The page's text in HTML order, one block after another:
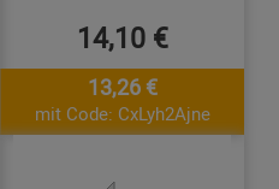
14,10 €
13,26 €
mit Code: CxLyh2Ajne